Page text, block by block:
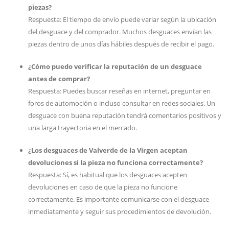
piezas?
Respuesta: El tiempo de envío puede variar según la ubicación
del desguace y del comprador. Muchos desguaces envían las
piezas dentro de unos días hábiles después de recibir el pago.
¿Cómo puedo verificar la reputación de un desguace
antes de comprar?
Respuesta: Puedes buscar reseñas en internet, preguntar en
foros de automoción o incluso consultar en redes sociales. Un
desguace con buena reputación tendrá comentarios positivos y
una larga trayectoria en el mercado.
¿Los desguaces de Valverde de la Virgen aceptan
devoluciones si la pieza no funciona correctamente?
Respuesta: Sí, es habitual que los desguaces acepten
devoluciones en caso de que la pieza no funcione
correctamente. Es importante comunicarse con el desguace
inmediatamente y seguir sus procedimientos de devolución.